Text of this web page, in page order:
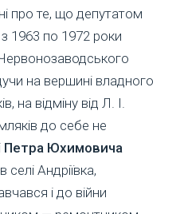
про те, що депутатом
1963 по 1972 роки
на вершині владного
на відміну від Л. І.
до себе не
Петра Юхимовича
селі Андріївка,
і до війни